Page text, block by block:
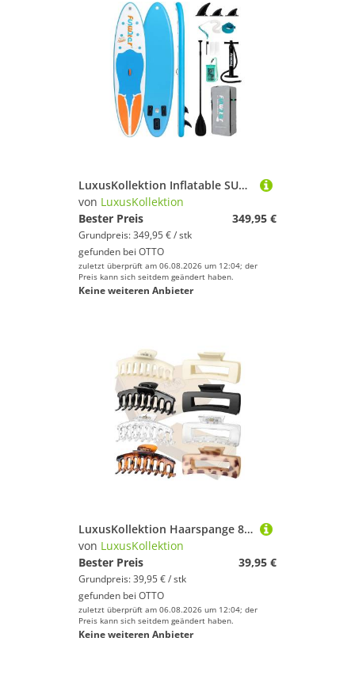
LuxusKollektion Inflatable SUP-Board Paddleboard aufblasbar SUP Paddel Pumpe Rucksack Leine MANTA-Hellblau
von LuxusKollektion
Bester Preis
349,95 €
Grundpreis: 349,95 € / stk
gefunden bei OTTO
zuletzt überprüft am 06.08.2026 um 12:04; der
Preis kann sich seitdem geändert haben.
Keine weiteren Anbieter
LuxusKollektion Haarspange 8er Set Große Haarklammer Damen Rutschfestes Haarstyling Zubehör
von LuxusKollektion
Bester Preis
39,95 €
Grundpreis: 39,95 € / stk
gefunden bei OTTO
zuletzt überprüft am 06.08.2026 um 12:04; der
Preis kann sich seitdem geändert haben.
Keine weiteren Anbieter